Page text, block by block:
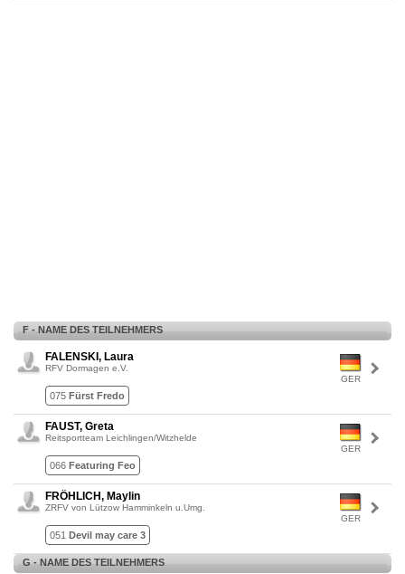
F - NAME DES TEILNEHMERS
GER
FALENSKI, Laura
RFV Dormagen e.V.
075 Fürst Fredo
GER
FAUST, Greta
Reitsportteam Leichlingen/Witzhelde
066 Featuring Feo
GER
FRÖHLICH, Maylin
ZRFV von Lützow Hamminkeln u.Umg.
051 Devil may care 3
G - NAME DES TEILNEHMERS